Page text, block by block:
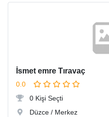
İsmet emre Tıravaç
0.0
0 Kişi Seçti
Düzce / Merkez